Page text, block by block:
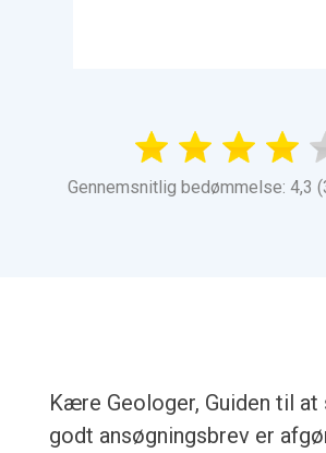
Gennemsnitlig bedømmelse: 4,3
Kære Geologer, Guiden til at
godt ansøgningsbrev er